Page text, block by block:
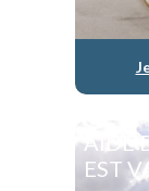
AIDE
EST